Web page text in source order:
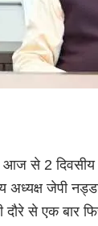
आज से 2 दिवसीय
अध्यक्ष जेपी
दौरे से एक बार